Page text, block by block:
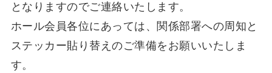
となりますのでご連絡いたします。
ホール会員各位にあっては、関係部署への周知と
ステッカー貼り替えのご準備をお願いいたしま
す。